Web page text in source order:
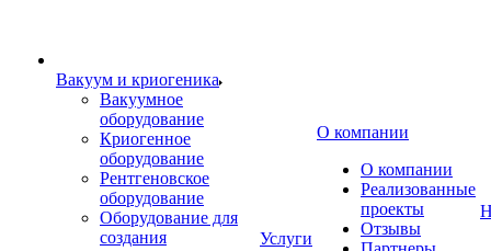
Вакуум и криогеника
Вакуумное
оборудование
Криогенное
оборудование
Рентгеновское
оборудование
Оборудование для
создания
Услуги
О компании
О компании
Реализованные
проекты
Отзывы